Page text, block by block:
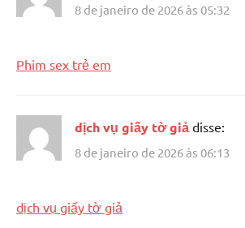
8 de janeiro de 2026 às 05:32
Phim sex trẻ em
dịch vụ giấy tờ giả disse:
8 de janeiro de 2026 às 06:13
dịch vụ giấy tờ giả